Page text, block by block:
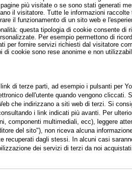
più visitate o se sono stati generati
il visitatore. Tutte le informazioni
il funzionamento di un sito web e
questa tipologia di cookie consente di
Per esempio permettono di
per fornire servizi richiesti dal visitatore
di cookie sono rese anonime e non
di terze parti, ad esempio i pulsanti per
dell'utente quando vengono cliccati.
che indirizzano a siti web di terzi. Si
i link indicati più avanti. Per
componenti multimediali, ecc), leggere
del sito"), non riceva alcuna
recuperati dagli stessi. In alcuni casi
dei servizi di terzi da noi acquistati.